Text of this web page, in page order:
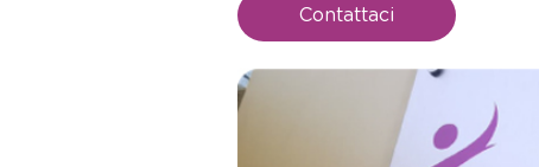
Contattaci